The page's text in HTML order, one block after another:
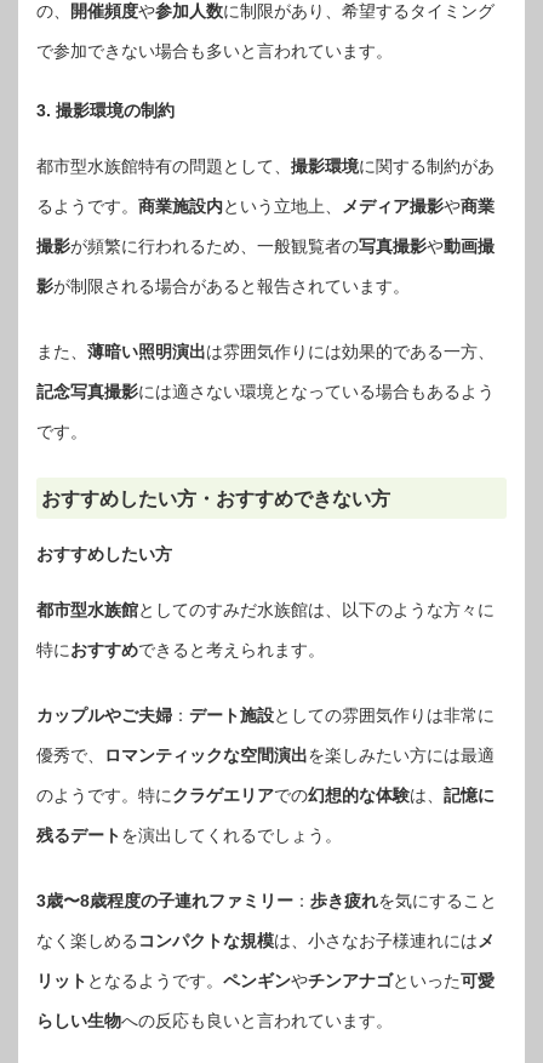
の、 開催頻度や参加人数に制限があり、希望するタイミング
で参加できない場合も多いと言われています。
3. 撮影環境の制約
都市型水族館特有の問題として、 撮影環境に関する制約があ
るようです。 商業施設内という立地上、 メディア撮影や商業
撮影が頻繁に行われるため、一般観覧者の写真撮影や動画撮
影が制限される場合があると報告されています。
また、 薄暗い照明演出は雰囲気作りには効果的である一方、
記念写真撮影には適さない環境となっている場合もあるよう
です。
おすすめしたい方・おすすめできない方
おすすめしたい方
都市型水族館としてのすみだ水族館は、以下のような方々に
特におすすめできると考えられます。
カップルやご夫婦 ： デート施設としての雰囲気作りは非常に
優秀で、 ロマンティックな空間演出を楽しみたい方には最適
のようです。特にクラゲエリアでの幻想的な体験は、 記憶に
残るデートを演出してくれるでしょう。
3歳〜8歳程度の子連れファミリー ： 歩き疲れを気にすること
なく楽しめる コンパクトな規模は、小さなお子様連れには メ
リット となるようです。 ペンギンやチンアナゴといった可愛
らしい生物への反応も良いと言われています。